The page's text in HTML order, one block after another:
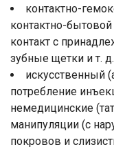
контактно-
контактно-
контакт с
зубные щетки и т.
искусственный
потребление
немедицинские
манипуляции (с
покровов и